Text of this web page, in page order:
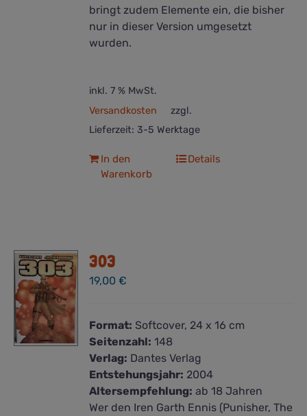
bringt zudem Elemente ein, die bisher
nur in dieser Version umgesetzt
wurden.
inkl. 7 % MwSt.
zzgl.
Versandkosten
Lieferzeit: 3-5 Werktage
In den
Warenkorb
Details
303
19,00€
Format: Softcover, 24 x 16 cm
Seitenzahl: 148
Verlag: Dantes Verlag
Entstehungsjahr: 2004
Altersempfehlung: ab 18 Jahren
Wer den Iren Garth Ennis (Punisher, The